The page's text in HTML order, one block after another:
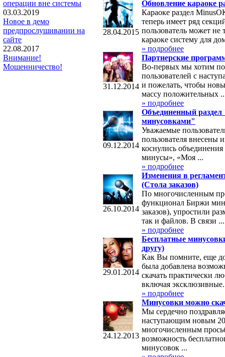
операции вне системы
03.03.2019
Новое в демо
предпрослушивании на
сайте
22.08.2017
Внимание!
Мошенничество!
28.04.2015
Обновление караоке
Караоке раздел
теперь имеет ряд
пользователь может не
караоке систему для
31.12.2014
» подробнее
Партнерские
Во-первых мы хотим
пользователей с
и пожелать, чтобы
массу положительных
09.12.2014
» подробнее
Объединенный
минусовками"
Уважаемые
пользователя внесены
коснулись
минусы», «Моя ...
26.10.2014
» подробнее
Изменения в
(Стола заказов)
По многочисленным
функционал Биржи
заказов), упростили
так и файлов. В связи ...
29.01.2014
» подробнее
Бесплатные
другу)
Как Вы помните, еще
была добавлена
скачать практически
включая
24.12.2013
» подробнее
Минусовки можно
Мы сердечно
наступающим новым
многочисленным
возможность
минусовок ...